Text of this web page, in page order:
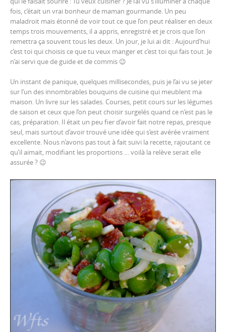
fois, c’était un vrai bonheur de maman gourmande. Un peu
maladroit mais étonné de voir tout ce que l’on peut réaliser en deux
temps trois mouvements, il a appris, enregistré et je crois que l’on
remettra ça souvent tous les deux. Un jour, je lui ai dit : Aujourd’hui
c’est toi qui choisis ce que tu veux manger et c’est toi qui fais tout. Je
n’ai servi que de guide et de commis 😉
Un instant de panique, quelques millisecondes, puis je l’ai vu se jeter
sur l’un des innombrables bouquins de cuisine qui meublent ma
maison. Un livre sur les salades. Courses, petit cours sur les légumes
de saison et ceux que l’on peut choisir surgelés quand ce n’est pas le
cas, préparation. Il était un peu fier d’avoir fait notre repas, presque
seul, mais surtout d’avoir trouvé une idée qui s’est avérée vraiment
excellente. Nous n’avons pas tout à fait suivi la recette, rajoutant ce
qu’il aimait, modifiant les proportions … voilà la relève serait elle
assurée ? 😉